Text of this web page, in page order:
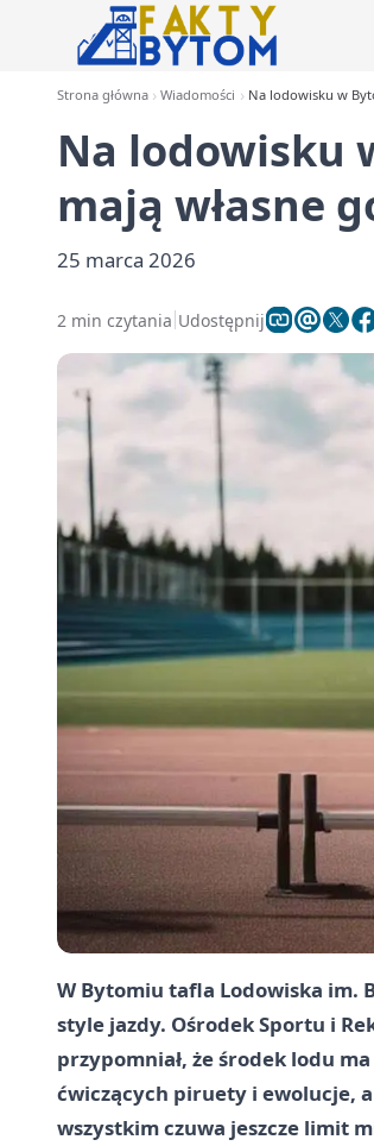
Strona główna Wiadomości Na lodowisku w
Na lodowisku
mają własne
25 marca 2026
2 min czytania Udostępnij
W Bytomiu tafla Lodowiska im.
style jazdy. Ośrodek Sportu i
przypomniał, że środek lodu
ćwiczących piruety i ewolucje,
wszystkim czuwa jeszcze limit